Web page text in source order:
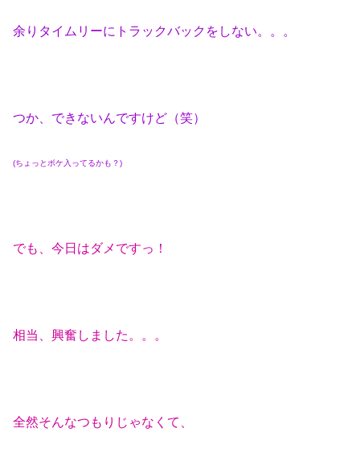
余りタイムリーにトラックバックをしない。。。
つか、できないんですけど（笑）
(ちょっとボケ入ってるかも？)
でも、今日はダメですっ！
相当、興奮しました。。。
全然そんなつもりじゃなくて、